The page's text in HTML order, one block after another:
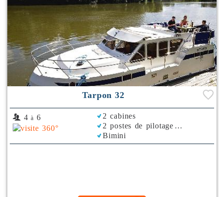
Tarpon 32
4 à 6
2 cabines
2 postes de pilotage
Bimini